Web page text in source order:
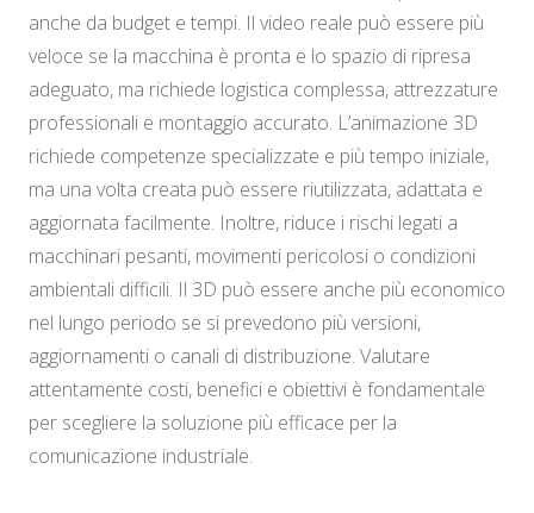
anche da budget e tempi. Il video reale può essere più
veloce se la macchina è pronta e lo spazio di ripresa
adeguato, ma richiede logistica complessa, attrezzature
professionali e montaggio accurato. L’animazione 3D
richiede competenze specializzate e più tempo iniziale,
ma una volta creata può essere riutilizzata, adattata e
aggiornata facilmente. Inoltre, riduce i rischi legati a
macchinari pesanti, movimenti pericolosi o condizioni
ambientali difficili. Il 3D può essere anche più economico
nel lungo periodo se si prevedono più versioni,
aggiornamenti o canali di distribuzione. Valutare
attentamente costi, benefici e obiettivi è fondamentale
per scegliere la soluzione più efficace per la
comunicazione industriale.